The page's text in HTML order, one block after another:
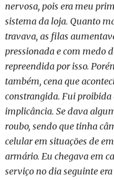
nervosa, pois era meu
sistema da loja. Quanto
travava, as filas
pressionada e com medo
repreendida por isso.
também, cena que
constrangida. Fui
implicância. Se dava
roubo, sendo que tinha
celular em situações de
armário. Eu chegava em
serviço no dia seguinte